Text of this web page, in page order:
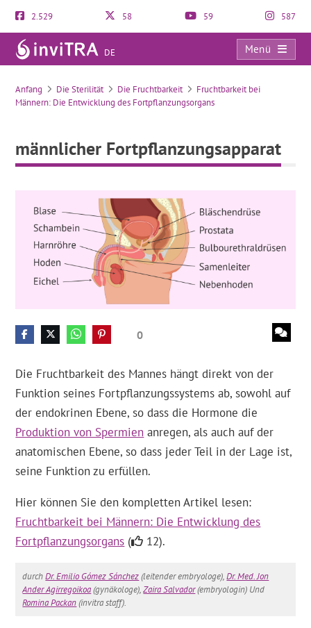
2.529 58 59 587
DE
Menü
männlicher Fortpflanzungsapparat
Anfang Die Sterilität Die Fruchtbarkeit
Fruchtbarkeit bei
Männern: Die Entwicklung des Fortpflanzungsorgans
männlicher Fortpflanzungsapparat
0
Die Fruchtbarkeit des Mannes hängt direkt von der
Funktion seines Fortpflanzungssystems ab, sowohl auf
der endokrinen Ebene, so dass die Hormone die
Produktion von Spermien anregen, als auch auf der
anatomischen Ebene, so dass jeder Teil in der Lage ist,
seine Funktion zu erfüllen.
Hier können Sie den kompletten Artikel lesen:
Fruchtbarkeit bei Männern: Die Entwicklung des
Fortpflanzungsorgans ( 12).
durchDr. Emilio Gómez Sánchez(leitender embryologe),Dr. Med. Jon
Ander Agirregoikoa(gynäkologe),Zaira Salvador(embryologin) Und
Romina Packan(invitra staff).